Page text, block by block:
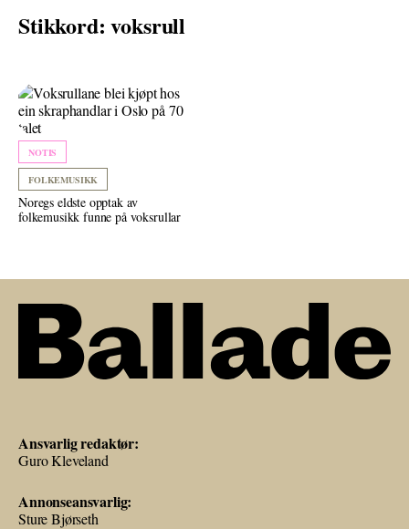
Stikkord: voksrull
NOTIS
FOLKEMUSIKK
Noregs eldste opptak av
folkemusikk funne på voksrullar
Ansvarlig redaktør:
Guro Kleveland
Annonseansvarlig:
Sture Bjørseth